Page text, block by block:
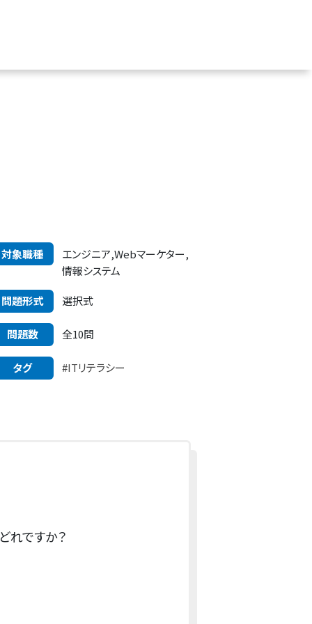
対象職種
エンジニア,Webマーケター,
情報システム
問題形式 選択式
問題数 全10問
タグ #ITリテラシー
れですか？